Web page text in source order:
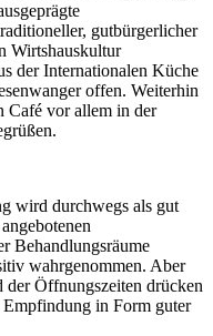
gutbürgerlicher
Wirtshauskultur
der Internationalen Küche
offen. Weiterhin
Café vor allem in der
wird durchwegs als gut
Behandlungsräume
wahrgenommen. Aber
Öffnungszeiten drücken
Empfindung in Form guter